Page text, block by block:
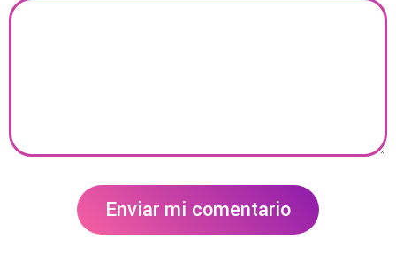
Enviar mi comentario